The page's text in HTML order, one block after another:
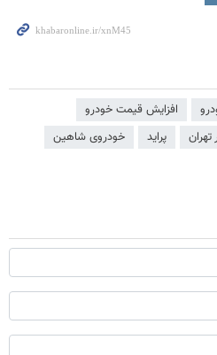
افزایش قیمت خودرو
تهران پراید
خودروی شاهین